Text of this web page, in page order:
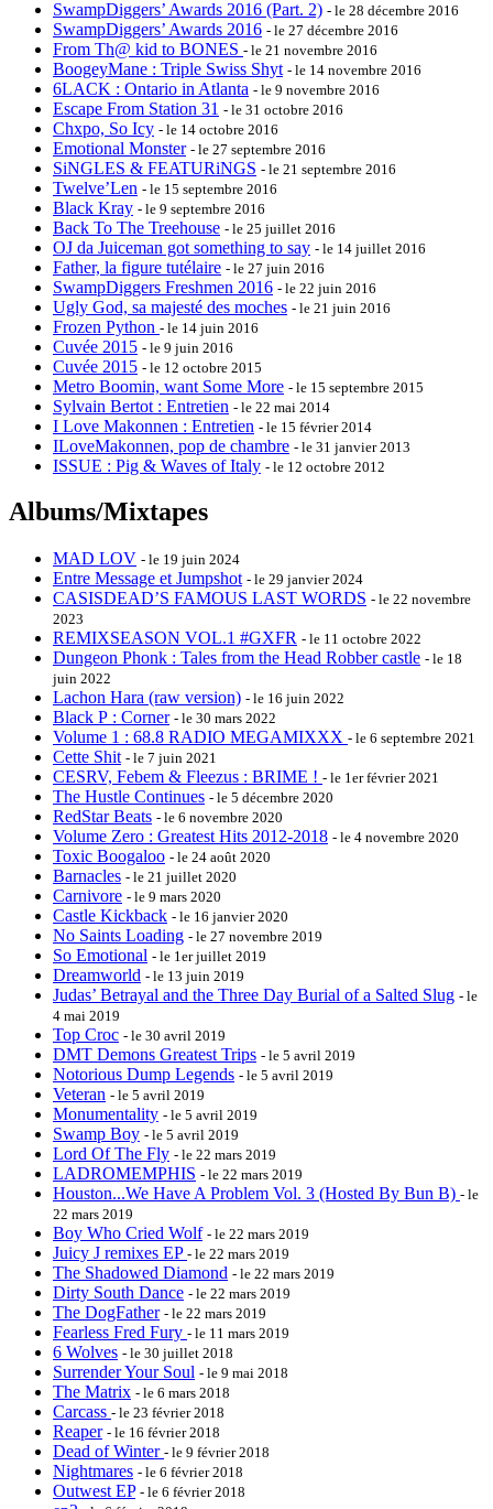
SwampDiggers’ Awards 2016 (Part. 2) - le 28 décembre 2016
SwampDiggers’ Awards 2016 - le 27 décembre 2016
From Th@ kid to BONES - le 21 novembre 2016
BoogeyMane : Triple Swiss Shyt - le 14 novembre 2016
6LACK : Ontario in Atlanta - le 9 novembre 2016
Escape From Station 31 - le 31 octobre 2016
Chxpo, So Icy - le 14 octobre 2016
Emotional Monster - le 27 septembre 2016
SiNGLES & FEATURiNGS - le 21 septembre 2016
Twelve’Len - le 15 septembre 2016
Black Kray - le 9 septembre 2016
Back To The Treehouse - le 25 juillet 2016
OJ da Juiceman got something to say - le 14 juillet 2016
Father, la figure tutélaire - le 27 juin 2016
SwampDiggers Freshmen 2016 - le 22 juin 2016
Ugly God, sa majesté des moches - le 21 juin 2016
Frozen Python - le 14 juin 2016
Cuvée 2015 - le 9 juin 2016
Cuvée 2015 - le 12 octobre 2015
Metro Boomin, want Some More - le 15 septembre 2015
Sylvain Bertot : Entretien - le 22 mai 2014
I Love Makonnen : Entretien - le 15 février 2014
ILoveMakonnen, pop de chambre - le 31 janvier 2013
ISSUE : Pig & Waves of Italy - le 12 octobre 2012
Albums/Mixtapes
MAD LOV - le 19 juin 2024
Entre Message et Jumpshot - le 29 janvier 2024
CASISDEAD’S FAMOUS LAST WORDS - le 22 novembre
2023
REMIXSEASON VOL​.​1 #GXFR - le 11 octobre 2022
Dungeon Phonk : Tales from the Head Robber castle - le 18
juin 2022
Lachon Hara (raw version) - le 16 juin 2022
Black P : Corner - le 30 mars 2022
Volume 1 : 68.8 RADIO MEGAMIXXX - le 6 septembre 2021
Cette Shit - le 7 juin 2021
CESRV, Febem & Fleezus : BRIME ! - le 1er février 2021
The Hustle Continues - le 5 décembre 2020
RedStar Beats - le 6 novembre 2020
Volume Zero : Greatest Hits 2012​-​2018 - le 4 novembre 2020
Toxic Boogaloo - le 24 août 2020
Barnacles - le 21 juillet 2020
Carnivore - le 9 mars 2020
Castle Kickback - le 16 janvier 2020
No Saints Loading - le 27 novembre 2019
So Emotional - le 1er juillet 2019
Dreamworld - le 13 juin 2019
Judas’ Betrayal and the Three Day Burial of a Salted Slug - le
4 mai 2019
Top Croc - le 30 avril 2019
DMT Demons Greatest Trips - le 5 avril 2019
Notorious Dump Legends - le 5 avril 2019
Veteran - le 5 avril 2019
Monumentality - le 5 avril 2019
Swamp Boy - le 5 avril 2019
Lord Of The Fly - le 22 mars 2019
LADROMEMPHIS - le 22 mars 2019
Houston...We Have A Problem Vol. 3 (Hosted By Bun B) - le
22 mars 2019
Boy Who Cried Wolf - le 22 mars 2019
Juicy J remixes EP - le 22 mars 2019
The Shadowed Diamond - le 22 mars 2019
Dirty South Dance - le 22 mars 2019
The DogFather - le 22 mars 2019
Fearless Fred Fury - le 11 mars 2019
6 Wolves - le 30 juillet 2018
Surrender Your Soul - le 9 mai 2018
The Matrix - le 6 mars 2018
Carcass - le 23 février 2018
Reaper - le 16 février 2018
Dead of Winter - le 9 février 2018
Nightmares - le 6 février 2018
Outwest EP - le 6 février 2018